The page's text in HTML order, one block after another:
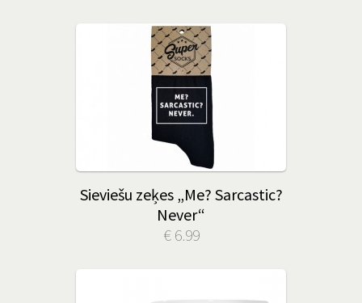
Sieviešu zeķes „Me? Sarcastic?
Never“
€ 6.99